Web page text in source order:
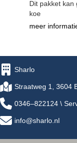
Dit pakket kan
koe
meer
Sharlo
Straatweg 1, 3604
0346–822124 \
info@sharlo.nl